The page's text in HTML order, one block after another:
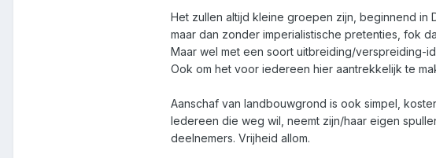
Het zullen altijd kleine groepen zijn, beginnend in
maar dan zonder imperialistische pretenties, fok
Maar wel met een soort uitbreiding/verspreiding-
Ook om het voor iedereen hier aantrekkelijk te
Aanschaf van landbouwgrond is ook simpel,
Iedereen die weg wil, neemt zijn/haar eigen
deelnemers. Vrijheid allom.